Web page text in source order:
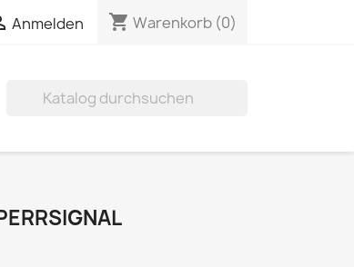
Anmelden shopping_cart Warenkorb (0)